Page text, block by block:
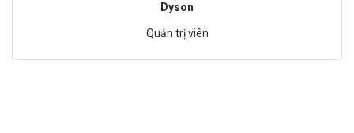
Dyson
Quản trị viên